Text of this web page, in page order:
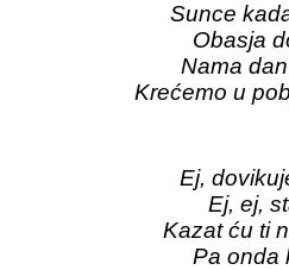
Sunce
Obasja
Nama
Krećemo u
Ej,
Ej, ej,
Kazat ću ti
Pa onda